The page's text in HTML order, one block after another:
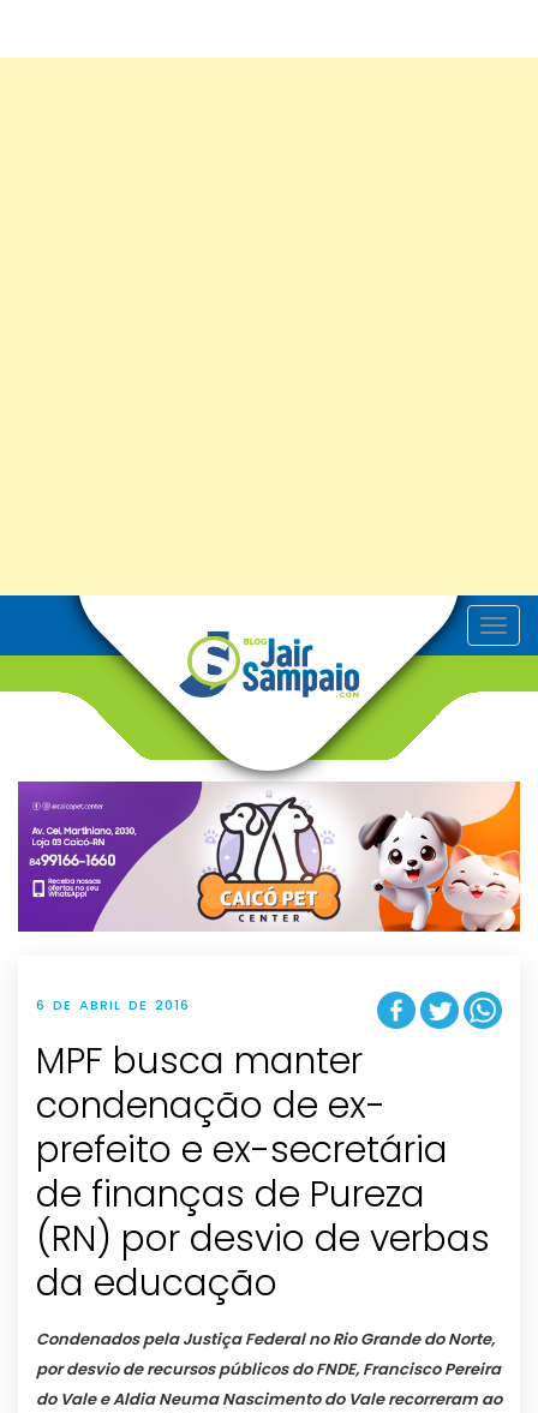
T
o
v
g
t
i
o
n
6 DE ABRIL DE 2016
MPF busca manter
condenação de ex-
prefeito e ex-secretária
de finanças de Pureza
(RN) por desvio de verbas
da educação
Condenados pela Justiça Federal no Rio Grande do Norte,
por desvio de recursos públicos do FNDE, Francisco Pereira
do Vale e Aldia Neuma Nascimento do Vale recorreram ao